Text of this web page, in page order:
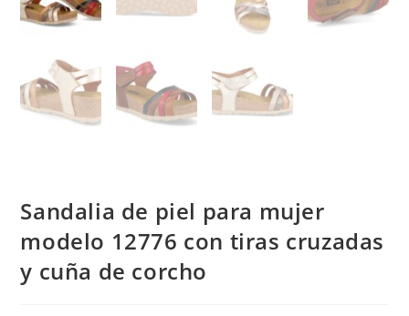
Sandalia de piel para mujer
modelo 12776 con tiras cruzadas
y cuña de corcho